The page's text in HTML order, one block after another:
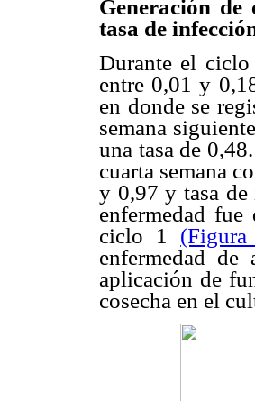
Generación
tasa de
Durante el
entre 0,01 y
en donde se
semana
una tasa de
cuarta semana
y 0,97 y tasa
enfermedad
ciclo 1
enfermedad
aplicación de
cosecha en el